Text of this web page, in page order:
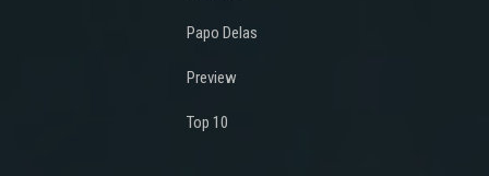
Papo Delas
Preview
Top 10